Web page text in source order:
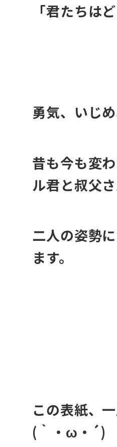
「君たちは
勇気、いじ
昔も今も変
ル君と叔父さ
二人の姿勢
ます。
この表紙、
(｀・ω・´)